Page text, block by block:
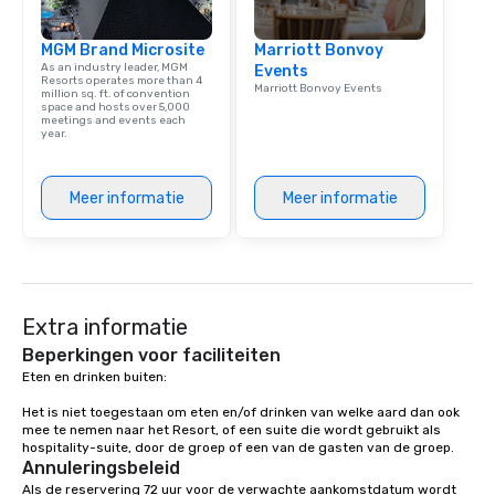
MGM Brand Microsite
As an industry leader, MGM
Resorts operates more than 4
million sq. ft. of convention
space and hosts over 5,000
meetings and events each
year.
Meer informatie
Marriott Bonvoy
Events
Marriott Bonvoy Events
Meer informatie
Extra informatie
Beperkingen voor faciliteiten
Eten en drinken buiten:
Het is niet toegestaan om eten en/of drinken van welke aard dan ook
mee te nemen naar het Resort, of een suite die wordt gebruikt als
hospitality-suite, door de groep of een van de gasten van de groep.
Annuleringsbeleid
Als de reservering 72 uur voor de verwachte aankomstdatum wordt